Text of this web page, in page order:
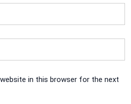
in this browser for the next